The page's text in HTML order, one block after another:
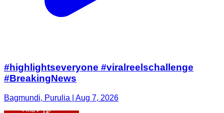
#highlightseveryone #viralreelschallenge
#BreakingNews
Bagmundi, Purulia | Aug 7, 2026